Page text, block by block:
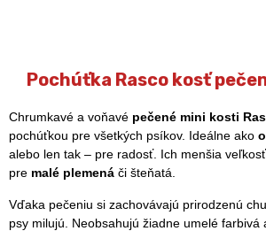
Pochúťka Rasco kosť
Chrumkavé a voňavé pečené mini kosti
pochúťkou pre všetkých psíkov. Ideálne ako
alebo len tak – pre radosť. Ich menšia
pre malé plemená či šteňatá.
Vďaka pečeniu si zachovávajú prirodzenú
psy milujú. Neobsahujú žiadne umelé farbivá